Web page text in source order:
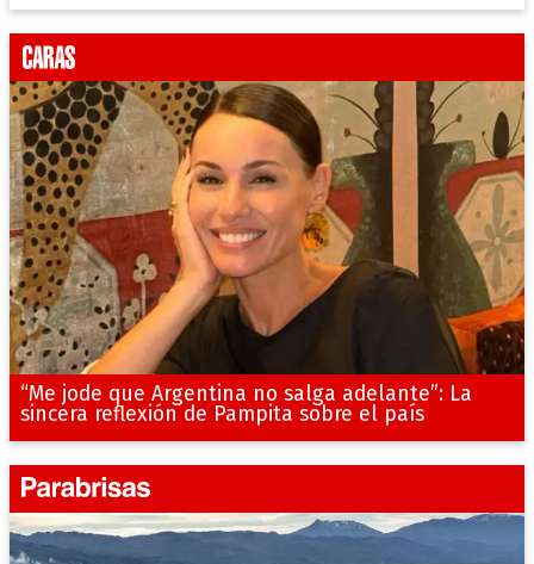
“Me jode que Argentina no salga adelante”: La
sincera reflexión de Pampita sobre el país